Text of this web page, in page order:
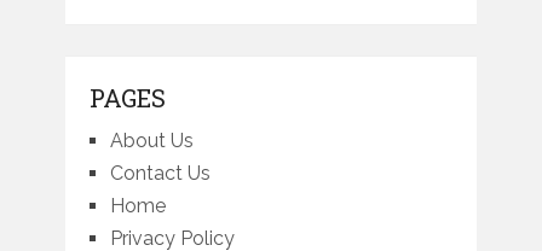
PAGES
About Us
Contact Us
Home
Privacy Policy